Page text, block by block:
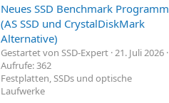
Neues SSD Benchmark Programm
(AS SSD und CrystalDiskMark
Alternative)
Gestartet von SSD-Expert 21. Juli 2026
Aufrufe: 362
Festplatten, SSDs und optische
Laufwerke